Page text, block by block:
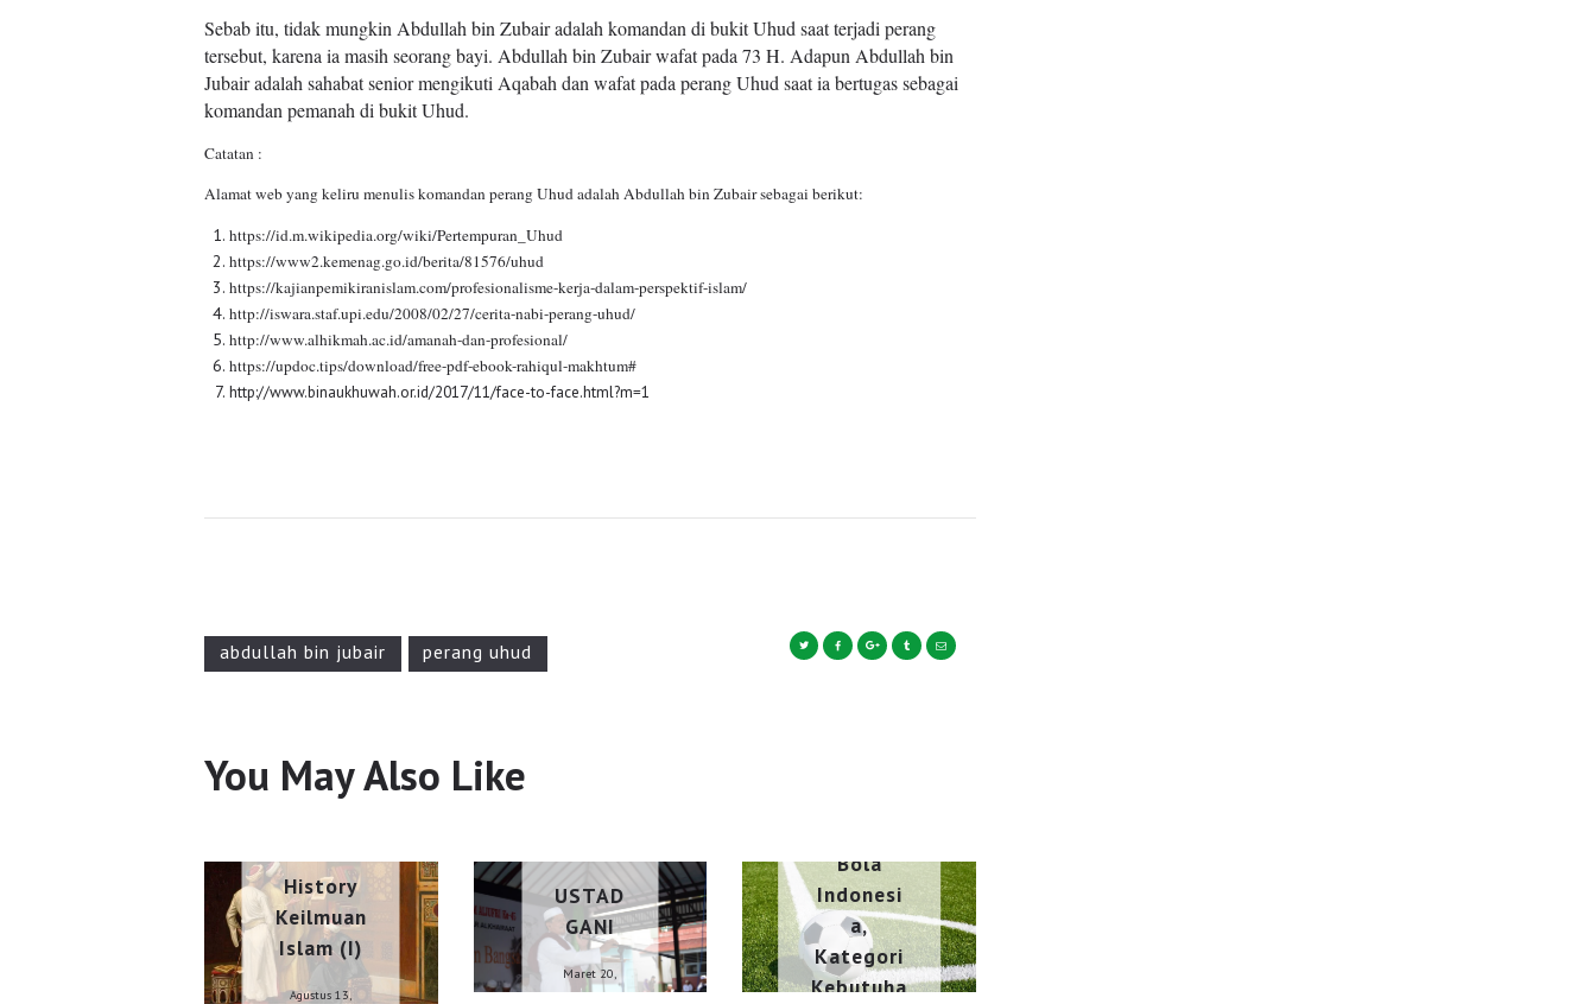
Sebab itu, tidak mungkin Abdullah bin Zubair adalah komandan di bukit Uhud saat terjadi perang
tersebut, karena ia masih seorang bayi. Abdullah bin Zubair wafat pada 73 H. Adapun Abdullah bin
Jubair adalah sahabat senior mengikuti Aqabah dan wafat pada perang Uhud saat ia bertugas sebagai
komandan pemanah di bukit Uhud.
Catatan :
Alamat web yang keliru menulis komandan perang Uhud adalah Abdullah bin Zubair sebagai berikut:
https://id.m.wikipedia.org/wiki/Pertempuran_Uhud
https://www2.kemenag.go.id/berita/81576/uhud
https://kajianpemikiranislam.com/profesionalisme-kerja-dalam-perspektif-islam/
http://iswara.staf.upi.edu/2008/02/27/cerita-nabi-perang-uhud/
http://www.alhikmah.ac.id/amanah-dan-profesional/
https://updoc.tips/download/free-pdf-ebook-rahiqul-makhtum#
http://www.binaukhuwah.or.id/2017/11/face-to-face.html?m=1
abdullah bin jubair perang uhud
You May Also Like
History
Keilmuan
Islam (I)
Agustus 13,
USTAD
GANI
Maret 20,
Bola
Indonesi
a,
Kategori
Kebutuha